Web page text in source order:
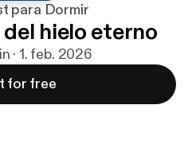
para Dormir
hielo eterno
· 1. feb. 2026
for free